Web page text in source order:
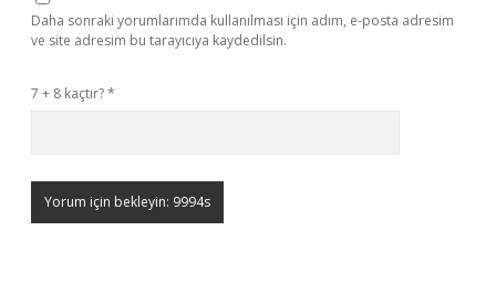
Daha sonraki yorumlarımda kullanılması için adım, e-posta adresim
ve site adresim bu tarayıcıya kaydedilsin.
7 + 8 kaçtır?*